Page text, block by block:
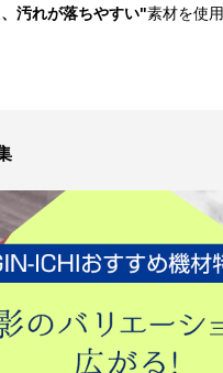
汚れが落ちやすい"素材を使用